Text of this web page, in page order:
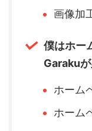
画像加
僕はホー
Garaku
ホーム
ホーム